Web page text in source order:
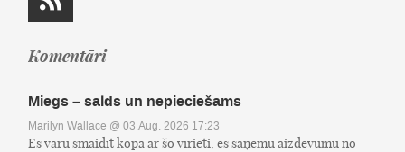
Komentāri
Miegs – salds un nepieciešams
Marilyn Wallace @ 03.Aug, 2026 17:23
Es varu smaidīt kopā ar šo vīrieti, es saņēmu aizdevumu no